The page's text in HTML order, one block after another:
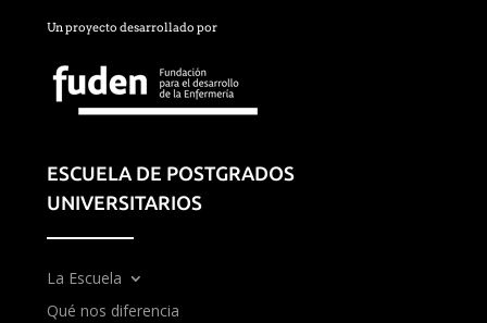
Un proyecto desarrollado por
ESCUELA DE POSTGRADOS
UNIVERSITARIOS
La Escuela
Qué nos diferencia